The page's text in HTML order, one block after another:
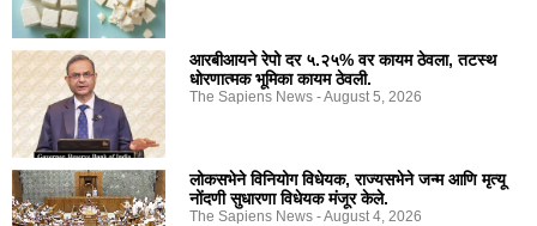
आरबीआयने रेपो दर ५.२५% वर कायम ठेवला, तटस्थ
धोरणात्मक भूमिका कायम ठेवली.
The Sapiens News August 5, 2026
लोकसभेने विनियोग विधेयक, राज्यसभेने जन्म आणि मृत्यू
नोंदणी सुधारणा विधेयक मंजूर केले.
The Sapiens News August 4, 2026